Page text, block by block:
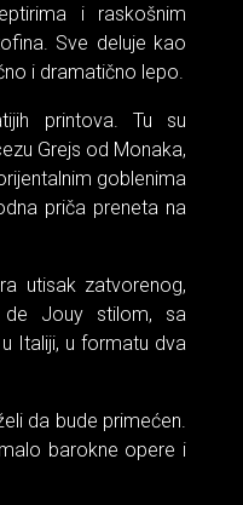
i raskošnim
Sve deluje kao
i dramatično lepo.
printova. Tu su
Grejs od Monaka,
goblenima
priča preneta na
utisak zatvorenog,
de Jouy stilom, sa
Italiji, u formatu dva
da bude primećen.
barokne opere i